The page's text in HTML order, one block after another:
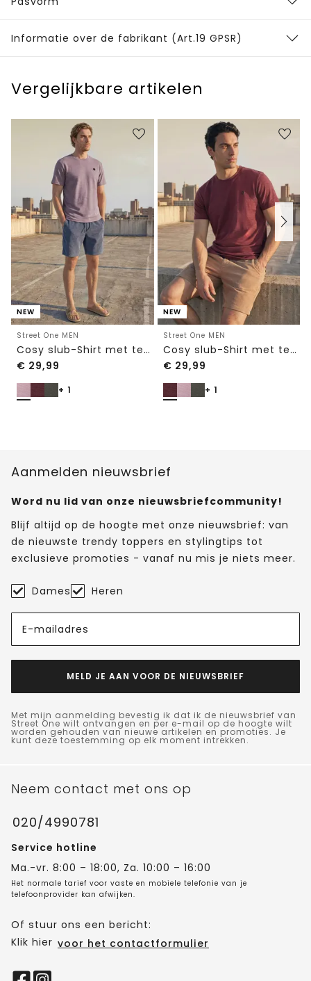
Informatie over de fabrikant (Art.19 GPSR)
Vergelijkbare artikelen
NEW
Street One MEN
Cosy slub-Shirt met textuur
€ 29,99
+ 1
NEW
Street One MEN
Cosy slub-Shirt met textuur
€ 29,99
+ 1
Aanmelden nieuwsbrief
Word nu lid van onze nieuwsbriefcommunity!
Blijf altijd op de hoogte met onze nieuwsbrief: van
de nieuwste trendy toppers en stylingtips tot
exclusieve promoties - vanaf nu mis je niets meer.
Dames Heren
E-mailadres
MELD JE AAN VOOR DE NIEUWSBRIEF
Met mijn aanmelding bevestig ik dat ik de nieuwsbrief van
Street One wilt ontvangen en per e-mail op de hoogte wilt
worden gehouden van nieuwe artikelen en promoties. Je
kunt deze toestemming op elk moment intrekken.
Neem contact met ons op
020/4990781
Service hotline
Ma.-vr. 8:00 – 18:00, Za. 10:00 – 16:00
Het normale tarief voor vaste en mobiele telefonie van je
telefoonprovider kan afwijken.
Of stuur ons een bericht:
Klik hier voor het contactformulier